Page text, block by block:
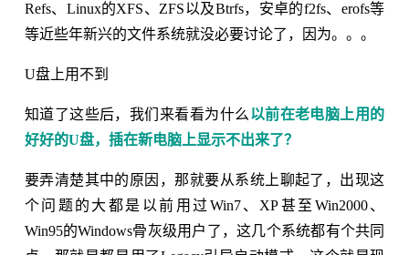
Refs、Linux的XFS、ZFS以及Btrfs，安卓的f2fs、erofs等
等近些年新兴的文件系统就没必要讨论了，因为。。。
U盘上用不到
知道了这些后，我们来看看为什么以前在老电脑上用的
好好的U盘，插在新电脑上显示不出来了？
要弄清楚其中的原因，那就要从系统上聊起了，出现这
个问题的大都是以前用过Win7、XP甚至Win2000、
Win95的Windows骨灰级用户了，这几个系统都有个共同